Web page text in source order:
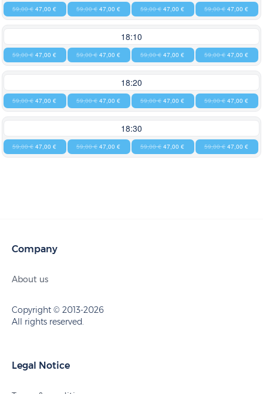
59,00 € 47,00 € 59,00 € 47,00 € 59,00 € 47,00 € 59,00 € 47,00 €
18:10
59,00 € 47,00 € 59,00 € 47,00 € 59,00 € 47,00 € 59,00 € 47,00 €
18:20
59,00 € 47,00 € 59,00 € 47,00 € 59,00 € 47,00 € 59,00 € 47,00 €
18:30
59,00 € 47,00 € 59,00 € 47,00 € 59,00 € 47,00 € 59,00 € 47,00 €
Company
About us
Copyright © 2013-2026
All rights reserved.
Legal Notice